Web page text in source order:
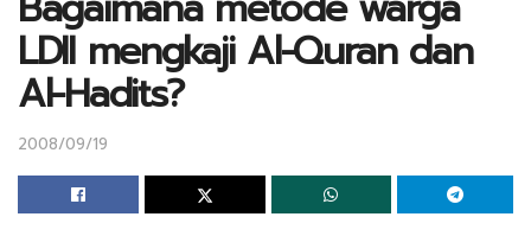
LDII mengkaji Al-Quran dan
Al-Hadits?
2008/09/19